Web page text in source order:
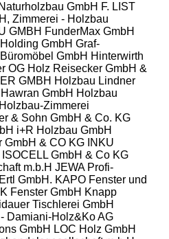
GmbH F. LIST
Zimmerei - Holzbau
GMBH FunderMax GmbH
GmbHGraf-
GmbH Hinterwirth
OG Holz Reisecker GmbH &
GMBH Holzbau Lindner
GmbH Holzbau
Holzbau-Zimmerei
& Sohn GmbH & Co. KG
i+R Holzbau GmbH
GmbH & CO KG INKU
ISOCELL GmbH & Co KG
m.b.H JEWA Profi-
GmbH. KAPO Fenster und
Fenster GmbH Knapp
Tischlerei GmbH
Damiani-Holz&Ko AG
GmbH LOC Holz GmbH